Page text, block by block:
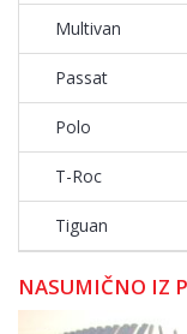
Multivan
Passat
Polo
T-Roc
Tiguan
NASUMIČNO IZ